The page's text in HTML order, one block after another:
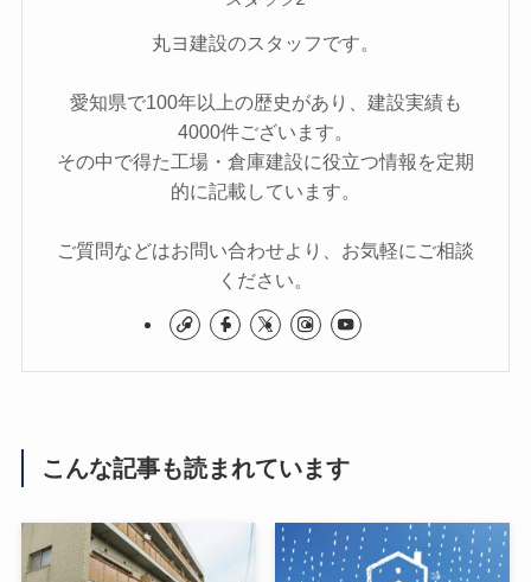
丸ヨ建設のスタッフです。
愛知県で100年以上の歴史があり、建設実績も
4000件ございます。
その中で得た工場・倉庫建設に役立つ情報を定期
的に記載しています。
ご質問などはお問い合わせより、お気軽にご相談
ください。
こんな記事も読まれています